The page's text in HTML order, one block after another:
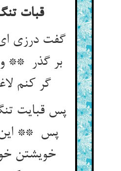
قبات تنگ آید
گفت درزی
بر گذر **
گر کنم لاغی دگر
پس قبایت
پس ** این
خویشتن